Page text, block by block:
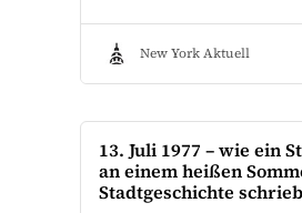
New York Aktuell
13. Juli 1977 – wie ein
an einem heißen
Stadtgeschichte schrieb